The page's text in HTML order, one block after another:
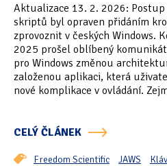
Aktualizace 13. 2. 2026:
skriptů byl opraven přidáním
zprovoznit v českých Windows.
2025 prošel oblíbený
pro Windows změnou
založenou aplikaci, která
nové komplikace v ovládání.
CELÝ ČLÁNEK
Freedom Scientific JAWS